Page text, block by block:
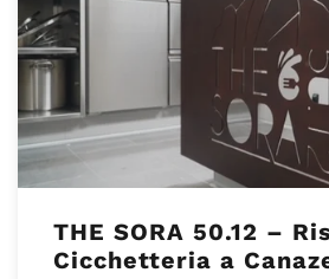
THE SORA 50.12 –
Cicchetteria a